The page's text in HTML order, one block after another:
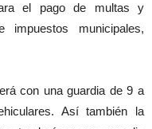
el pago de multas y
municipales,
con una guardia de 9 a
Así también la